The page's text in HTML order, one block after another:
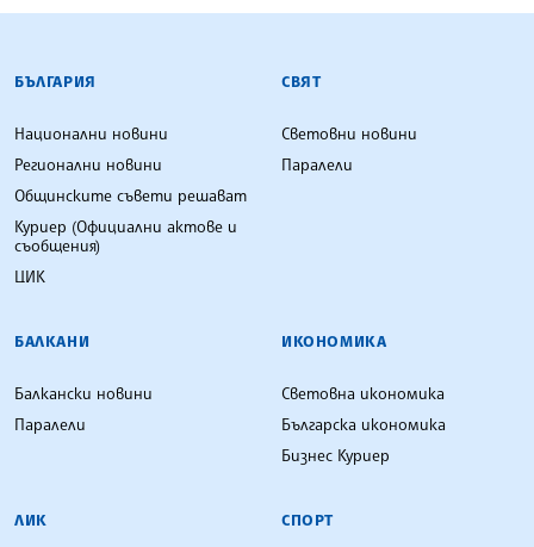
БЪЛГАРСКА ТЕЛЕГРАФНА АГЕНЦИЯ
БЪЛГАРИЯ
Национални новини
Регионални новини
Общинските съвети решават
Куриер (Официални актове и
съобщения)
ЦИК
СВЯТ
Световни новини
Паралели
БАЛКАНИ
Балкански новини
Паралели
ИКОНОМИКА
Световна икономика
Българска икономика
Бизнес Куриер
ЛИК СПОРТ